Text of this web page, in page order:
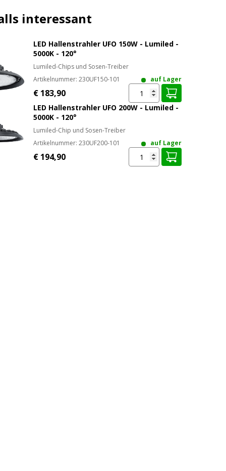
- wissen, was passt!
was passt
interessant
LED Hallenstrahler UFO 150W - Lumiled -
5000K - 120°
Lumiled-Chips und Sosen-Treiber
Artikelnummer: 230UF150-101 auf Lager
€ 183,90
LED Hallenstrahler UFO 200W - Lumiled -
5000K - 120°
Lumiled-Chip und Sosen-Treiber
Artikelnummer: 230UF200-101 auf Lager
€ 194,90